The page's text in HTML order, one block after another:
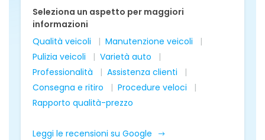
Seleziona un aspetto per maggiori
informazioni
Qualità veicoli
Manutenzione veicoli
Pulizia veicoli
Varietà auto
Professionalità
Assistenza clienti
Consegna e ritiro
Procedure veloci
Rapporto qualità-prezzo
Leggi le recensioni su Google